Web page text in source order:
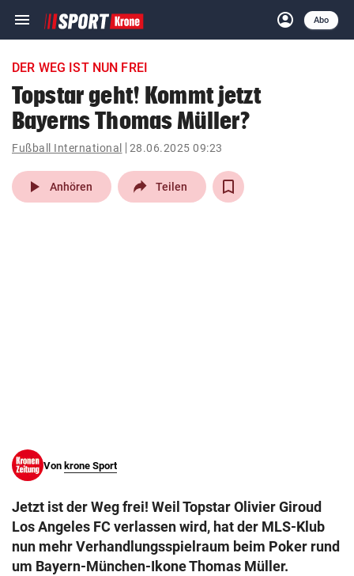
menu Navigation
ein-/ausklappen
account_circle
Anmelden
Abo
close Schließen
account_circle Anmelden
arrow_right
pin_drop
Wien arrow_right
DER WEG IST NUN FREI
Topstar geht! Kommt jetzt
Bayerns Thomas Müller?
Fußball International 28.06.2025 09:23
play_arrow Anhören Teilen
Von krone Sport
Jetzt ist der Weg frei! Weil Topstar Olivier Giroud
Los Angeles FC verlassen wird, hat der MLS-Klub
nun mehr Verhandlungsspielraum beim Poker rund
um Bayern-München-Ikone Thomas Müller.